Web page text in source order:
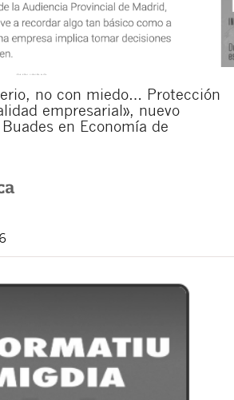
no con miedo… Protección
empresarial», nuevo
en Economía de